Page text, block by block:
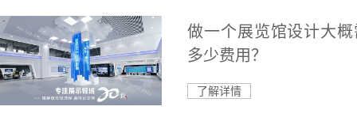
做一个展览馆设计大概
多少费用？
了解详情